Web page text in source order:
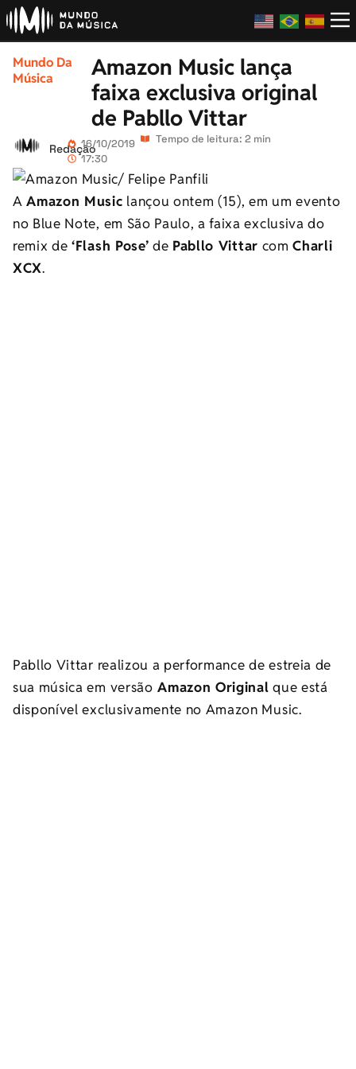
Mundo Da
Música
Amazon Music lança
faixa exclusiva original
de Pabllo Vittar
Redação16/10/2019
17:30
Tempo de leitura: 2 min
AAmazon Music lançou ontem (15), em um evento
no Blue Note, em São Paulo, a faixa exclusiva do
remix de‘Flash Pose’ de Pabllo Vittar comCharli
XCX.
Pabllo Vittar realizou a performance de estreia de
sua música em versão Amazon Original que está
disponível exclusivamente no Amazon Music.